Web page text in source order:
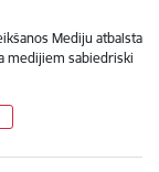
Mediju atbalsta
medijiem sabiedriski